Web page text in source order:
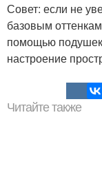
Совет: если не
базовым
помощью подушек
настроение
Читайте также